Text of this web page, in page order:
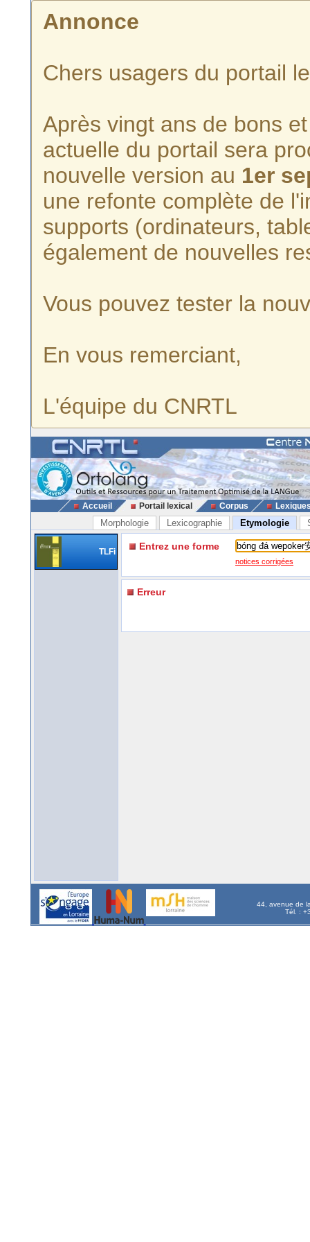
Annonce
Chers usagers du portail
Après vingt ans de bons
actuelle du portail sera
nouvelle version au 1er
une refonte complète de
supports (ordinateurs,
également de nouvelles
Vous pouvez tester la
En vous remerciant,
L'équipe du CNRTL
Accueil Portail lexical Corpus
Morphologie Lexicographie Etymologie
TLFi Entrez une forme
notices corrigées
Erreur
44, avenue de
Tél. :